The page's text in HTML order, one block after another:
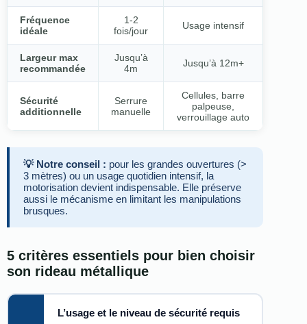
Fréquence
idéale
1-2
fois/jour
Usage intensif
Largeur max
recommandée
Jusqu’à
4m
Jusqu’à 12m+
Sécurité
additionnelle
Serrure
manuelle
Cellules, barre
palpeuse,
verrouillage auto
💡 Notre conseil : pour les grandes ouvertures (>
3 mètres) ou un usage quotidien intensif, la
motorisation devient indispensable. Elle préserve
aussi le mécanisme en limitant les manipulations
brusques.
5 critères essentiels pour bien choisir
son rideau métallique
L’usage et le niveau de sécurité requis